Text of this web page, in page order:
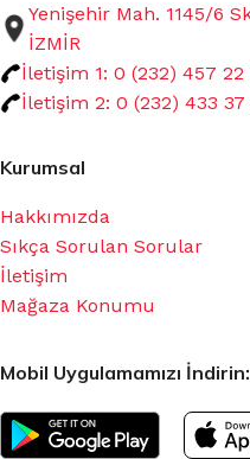
Yenişehir Mah. 1145/6
İZMİR
İletişim 1: 0 (232) 457 22
İletişim 2: 0 (232) 433 37
Kurumsal
Hakkımızda
Sıkça Sorulan Sorular
İletişim
Mağaza Konumu
Mobil Uygulamamızı İndirin: